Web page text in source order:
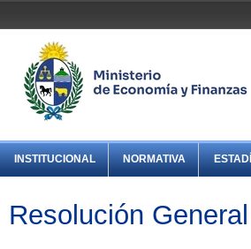
INSTITUCIONAL NORMATIVA
Resolución